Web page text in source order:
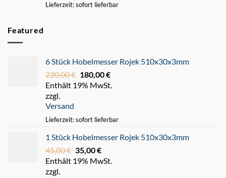
Lieferzeit: sofort lieferbar
Featured
6 Stück Hobelmesser Rojek 510x30x3mm
220,00€ Ursprünglicher
Preis
180,00€Aktueller
Preis
Enthält 19% MwSt.
zzgl.
Versand
Lieferzeit: sofort lieferbar
1 Stück Hobelmesser Rojek 510x30x3mm
45,00€ Ursprünglicher
Preis
35,00€Aktueller
Preis
Enthält 19% MwSt.
zzgl.